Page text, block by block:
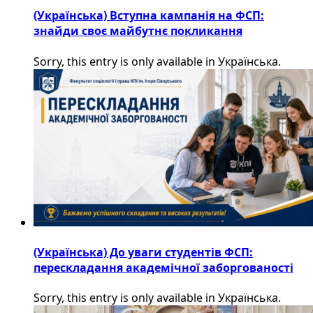
(Українська) Вступна кампанія на ФСП:
знайди своє майбутнє покликання
Sorry, this entry is only available in Українська.
(Українська) До уваги студентів ФСП:
перескладання академічної заборгованості
Sorry, this entry is only available in Українська.